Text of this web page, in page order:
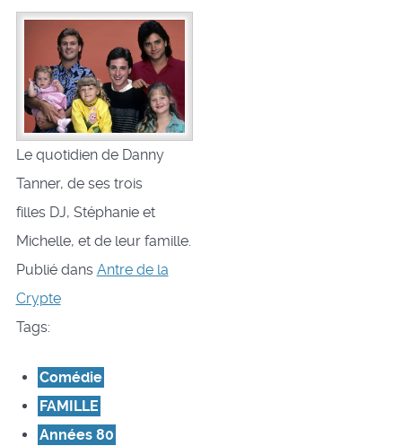
Le quotidien de Danny
Tanner, de ses trois
filles DJ, Stéphanie et
Michelle, et de leur famille.
Publié dans Antre de la
Crypte
Tags:
Comédie
FAMILLE
Années 80